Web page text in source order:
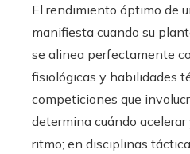
El rendimiento óptimo de
manifiesta cuando su
se alinea perfectamente
fisiológicas y habilidades
competiciones que
determina cuándo
ritmo; en disciplinas